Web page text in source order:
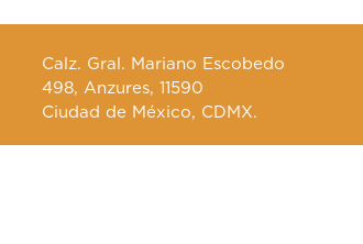
Calz. Gral. Mariano Escobedo
498, Anzures, 11590
Ciudad de México, CDMX.